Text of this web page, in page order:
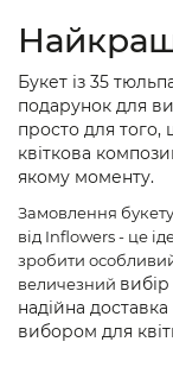
Букет із 35
подарунок для
просто для
квіткова
якому моменту.
Замовлення букету
від Inflowers - це
зробити особливий
величезний
надійна
вибором для